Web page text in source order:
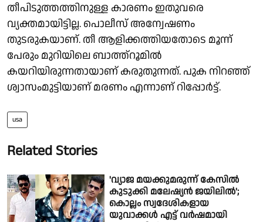
തീപിടുത്തത്തിനുള്ള കാരണം ഇതുവരെ
വ്യക്തമായിട്ടില്ല. പൊലീസ് അന്വേഷണം
തുടരുകയാണ്. തീ ആളിക്കത്തിയതോടെ മൂന്ന്
പേരും മുറിയിലെ ബാത്ത്റൂമിൽ
കയറിയിരുന്നതായാണ് കരുതുന്നത്. പുക നിറഞ്ഞ്
ശ്വാസംമുട്ടിയാണ് മരണം എന്നാണ് റിപ്പോർട്ട്.
usa
Related Stories
'വ്യാജ മയക്കുമരുന്ന് കേസിൽ
കുടുക്കി മലേഷ്യൻ ജയിലിൽ';
കൊല്ലം സ്വദേശികളായ
യുവാക്കൾ എട്ട് വർഷമായി